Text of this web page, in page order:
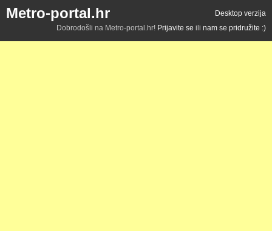
Metro-portal.hr
Desktop verzija
Dobrodošli na Metro-portal.hr! Prijavite se ili nam se pridružite :)